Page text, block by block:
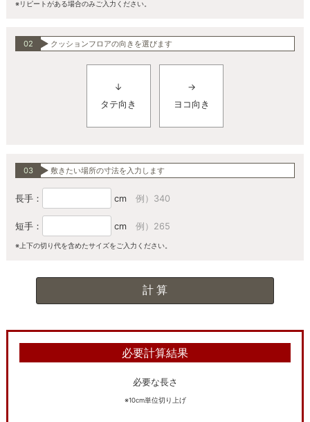
※リピートがある場合のみご入力ください。
02 クッションフロアの向きを選びます
↓
タテ向き
→
ヨコ向き
03 敷きたい場所の寸法を入力します
長手： cm 例）340
短手： cm 例）265
※上下の切り代を含めたサイズをご入力ください。
必要計算結果
必要な長さ
※10cm単位切り上げ